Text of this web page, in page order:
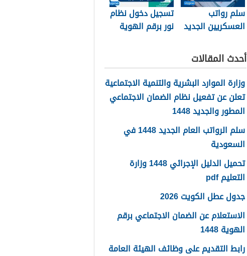
سلم رواتب
العسكريين الجديد
تسجيل دخول نظام
نور برقم الهوية
أحدث المقالات
وزارة الموارد البشرية والتنمية الاجتماعية
تعلن عن تفعيل نظام الضمان الاجتماعي
المطور والجديد 1448
سلم الرواتب العام الجديد 1448 في
السعودية
تحميل الدليل الإجرائي 1448 وزارة
التعليم pdf
جدول عطل الكويت 2026
الاستعلام عن الضمان الاجتماعي برقم
الهوية 1448
رابط التقديم على وظائف الهيئة العامة